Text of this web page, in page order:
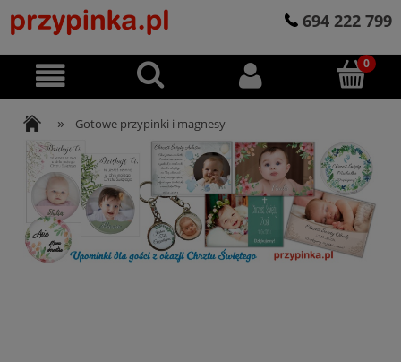
694 222 799
» Gotowe przypinki i magnesy